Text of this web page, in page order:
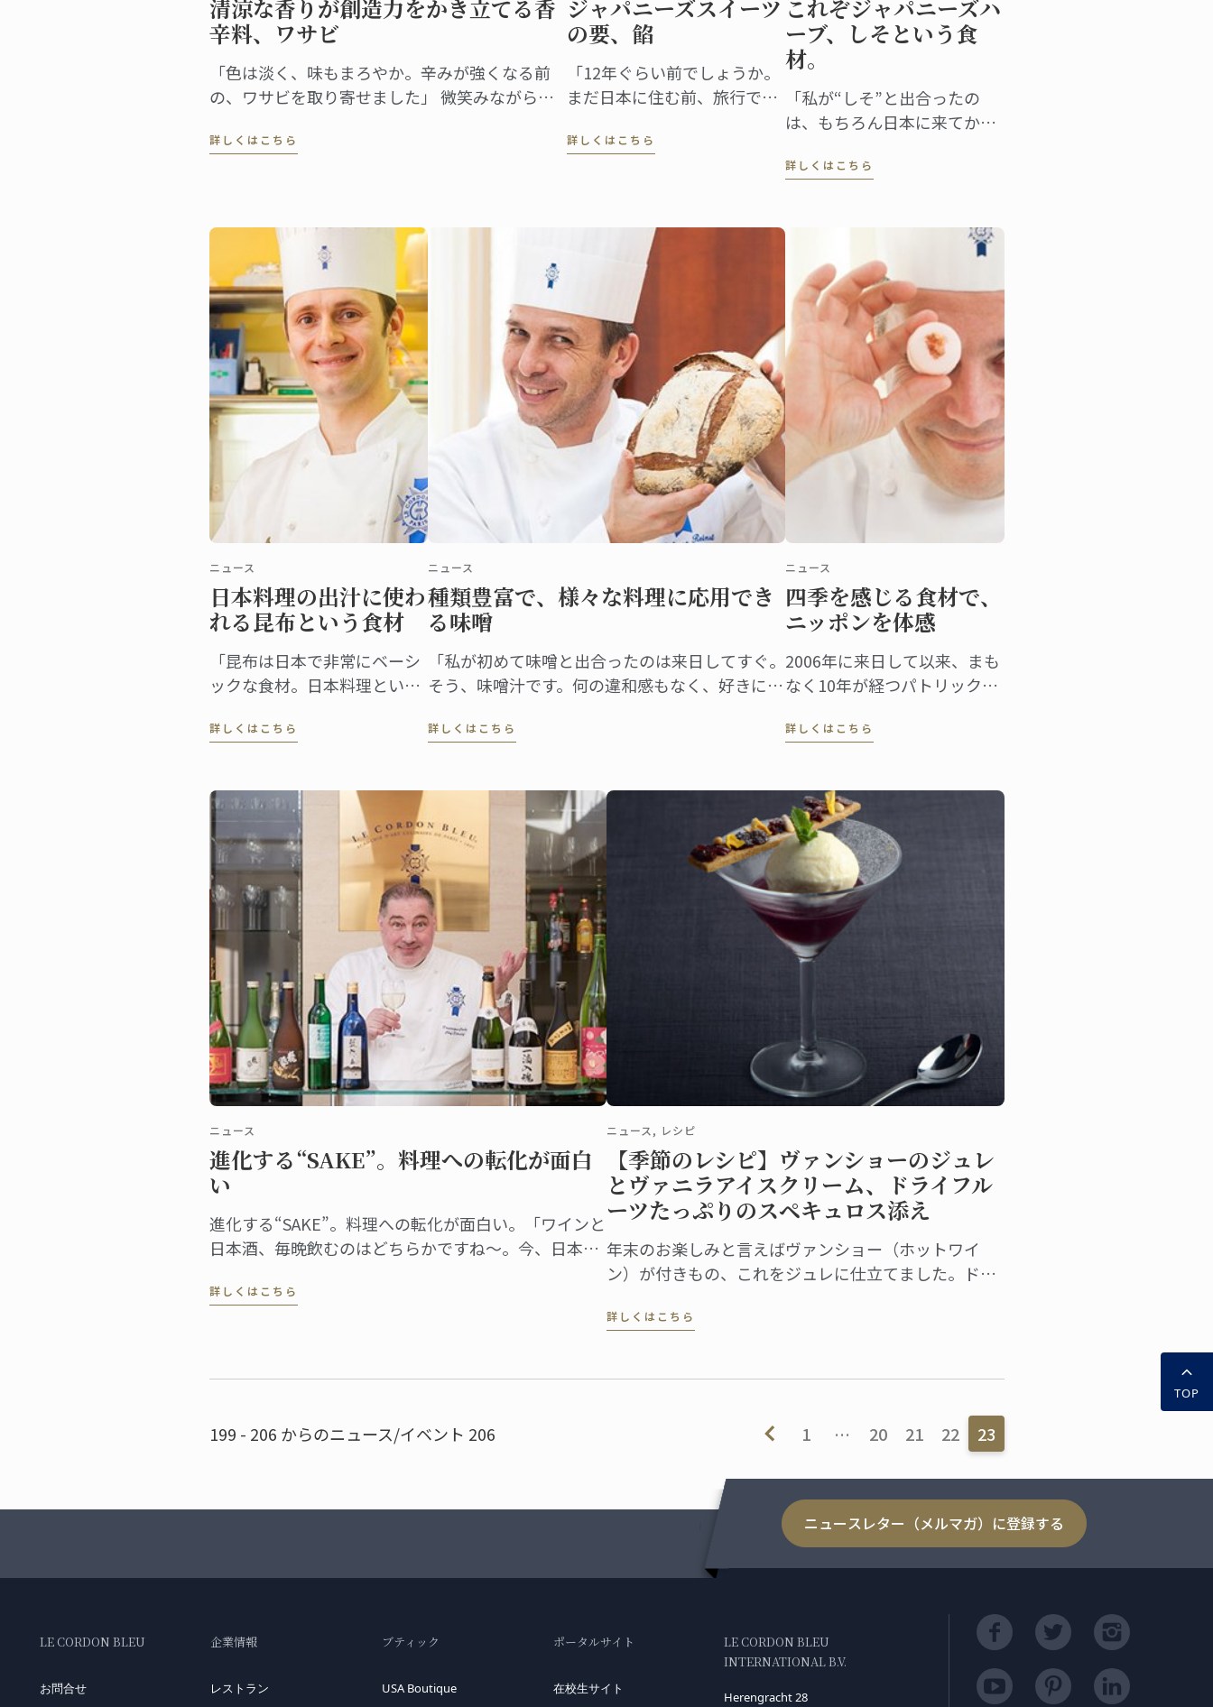
清涼な香りが創造力をかき立てる香
辛料、ワサビ
「色は淡く、味もまろやか。辛みが強くなる前
の、ワサビを取り寄せました」 微笑みながらギ
5cm、長さで20cmはある立派なサイズだ。
詳しくはこちら
ジャパニーズスイーツ
の要、餡
「12年ぐらい前でしょうか。
まだ日本に住む前、旅行で訪
て、非常に驚きました。フラ
詳しくはこちら
これぞジャパニーズハ
ーブ、しそという食
材。
「私が“しそ”と出合ったの
は、もちろん日本に来てから
ですから」 2000年に来日し、
日本食を通じて出合ったとい
う。 「珍しくもあり、初めて
味わった時からとても好感の
持てる香りでした。」
詳しくはこちら
ニュース
日本料理の出汁に使わ
れる昆布という食材
「昆布は日本で非常にベーシ
ックな食材。日本料理という
感じていました」 昆布をテー
詳しくはこちら
ニュース
種類豊富で、様々な料理に応用でき
る味噌
「私が初めて味噌と出合ったのは来日してすぐ。
そう、味噌汁です。何の違和感もなく、好きにな
出合ったのは7年前。「日本人なら誰もが親しむ
思いました」」
詳しくはこちら
ニュース
四季を感じる食材で、
ニッポンを体感
2006年に来日して以来、まも
なく10年が経つパトリック・
食材も大好きだというシェフ
も、とてもシーズナルな食材
である。
詳しくはこちら
ニュース
進化する“SAKE”。料理への転化が面白
い
進化する“SAKE”。料理への転化が面白い。「ワインと
日本酒、毎晩飲むのはどちらかですね～。今、日本酒
ながら、嬉しそうにそう教えてくれたのは、日本校マ
詳しくはこちら
ニュース, レシピ
【季節のレシピ】ヴァンショーのジュレ
とヴァニラアイスクリーム、ドライフル
ーツたっぷりのスペキュロス添え
年末のお楽しみと言えばヴァンショー（ホットワイ
ン）が付きもの、これをジュレに仕立てました。ドラ
クリームを添えれば、お祭り気分を盛り上げる簡単デ
詳しくはこちら
199 - 206 からのニュース/イベント 206 1 … 20 21 22 23
ニュースレター（メルマガ）に登録する
TOP
LE CORDON BLEU
お問合せ
企業情報
レストラン
ブティック
USA Boutique
ポータルサイト
在校生サイト
LE CORDON BLEU
INTERNATIONAL B.V.
Herengracht 28